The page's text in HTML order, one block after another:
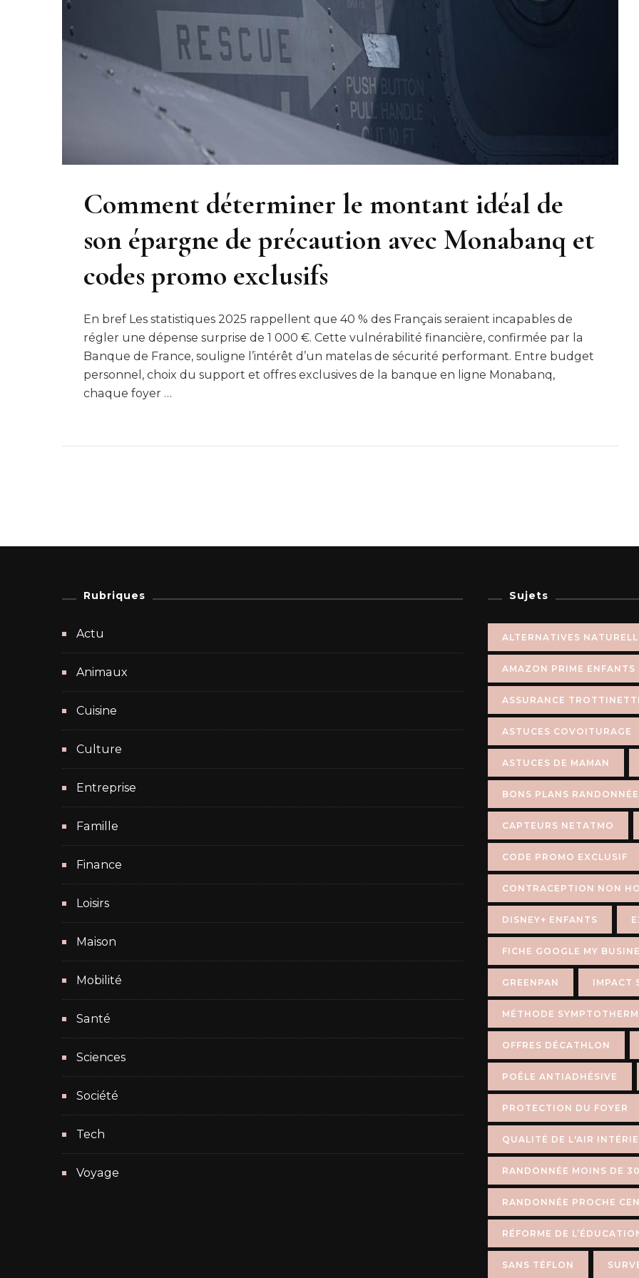
Comment déterminer le montant idéal de
son épargne de précaution avec Monabanq et
codes promo exclusifs
En bref Les statistiques 2025 rappellent que 40 % des Français seraient incapables de
régler une dépense surprise de 1 000 €. Cette vulnérabilité financière, confirmée par la
Banque de France, souligne l’intérêt d’un matelas de sécurité performant. Entre budget
personnel, choix du support et offres exclusives de la banque en ligne Monabanq,
chaque foyer …
Rubriques
Actu
Animaux
Cuisine
Culture
Entreprise
Famille
Finance
Loisirs
Maison
Mobilité
Santé
Sciences
Société
Tech
Voyage
Sujets
ALTERNATIVES
AMAZON PRIME ENFANTS
ASSURANCE
ASTUCES COVOITURAGE
ASTUCES DE MAMAN
BONS PLANS RANDONNÉE
CAPTEURS NETATMO
CODE PROMO EXCLUSIF
CONTRACEPTION NON
DISNEY+ ENFANTS
FICHE GOOGLE MY
GREENPAN IMPACT
MÉTHODE
OFFRES DÉCATHLON
POÊLE ANTIADHÉSIVE
PROTECTION DU FOYER
QUALITÉ DE L'AIR
RANDONNÉE MOINS DE
RANDONNÉE PROCHE
RÉFORME DE
SANS TÉFLON